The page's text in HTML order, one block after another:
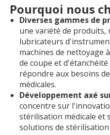
Pourquoi nous
Diverses gammes de
une variété de produits,
lubricateurs
machines de nettoyage
de coupe et
répondre aux besoins
médicales.
Développement axé
concentre sur
stérilisation médicale et
solutions de